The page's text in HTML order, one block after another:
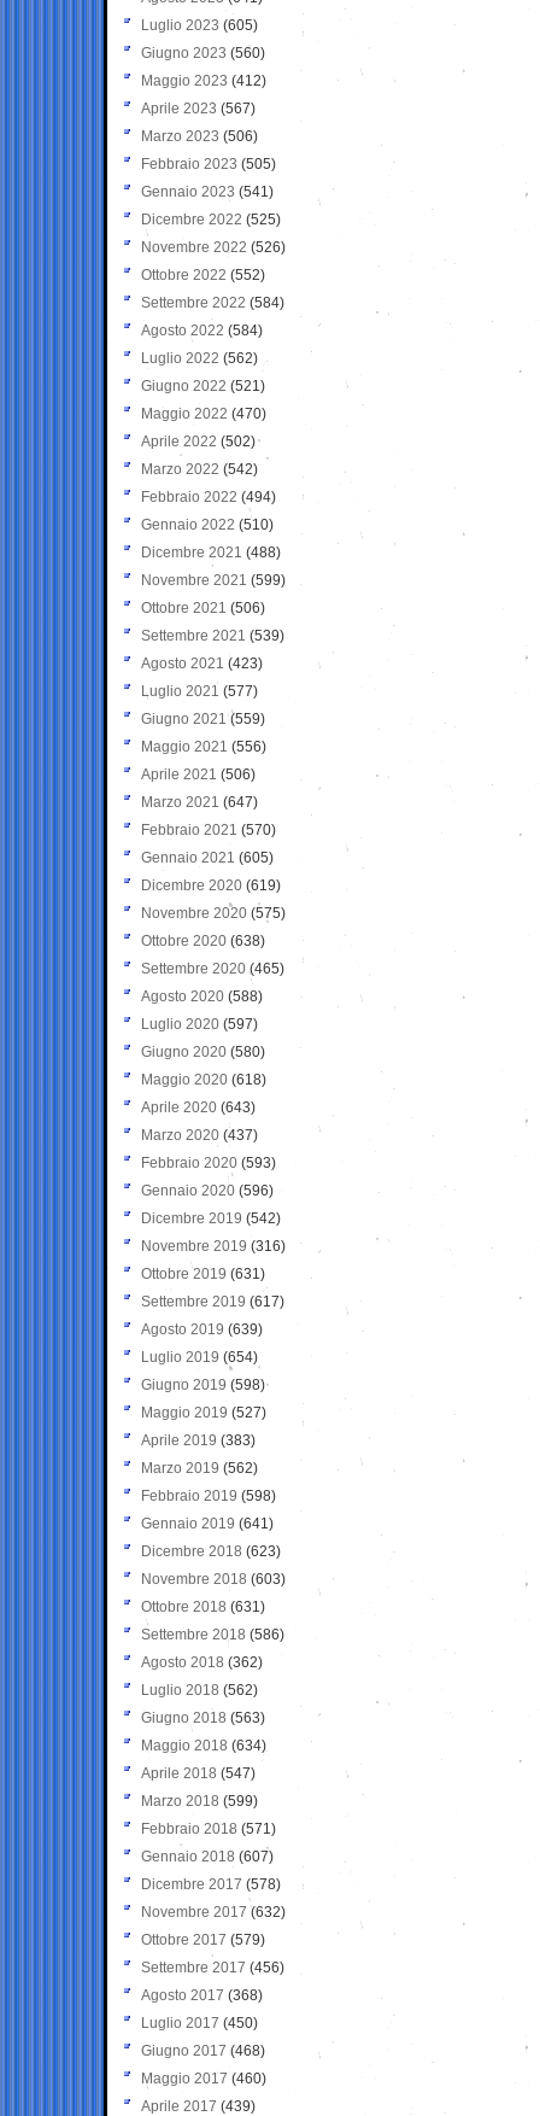
Luglio 2023 (605)
Giugno 2023 (560)
Maggio 2023 (412)
Aprile 2023 (567)
Marzo 2023 (506)
Febbraio 2023 (505)
Gennaio 2023 (541)
Dicembre 2022 (525)
Novembre 2022 (526)
Ottobre 2022 (552)
Settembre 2022 (584)
Agosto 2022 (584)
Luglio 2022 (562)
Giugno 2022 (521)
Maggio 2022 (470)
Aprile 2022 (502)
Marzo 2022 (542)
Febbraio 2022 (494)
Gennaio 2022 (510)
Dicembre 2021 (488)
Novembre 2021 (599)
Ottobre 2021 (506)
Settembre 2021 (539)
Agosto 2021 (423)
Luglio 2021 (577)
Giugno 2021(559)
Maggio 2021 (556)
Aprile 2021 (506)
Marzo 2021 (647)
Febbraio 2021 (570)
Gennaio 2021 (605)
Dicembre 2020 (619)
Novembre 2020 (575)
Ottobre 2020 (638)
Settembre 2020(465)
Agosto 2020 (588)
Luglio 2020 (597)
Giugno 2020 (580)
Maggio 2020 (618)
Aprile 2020 (643)
Marzo 2020 (437)
Febbraio 2020 (593)
Gennaio 2020 (596)
Dicembre 2019 (542)
Novembre 2019 (316)
Ottobre 2019 (631)
Settembre 2019 (617)
Agosto 2019 (639)
Luglio 2019 (654)
Giugno 2019 (598)
Maggio 2019 (527)
Aprile 2019 (383)
Marzo 2019 (562)
Febbraio 2019 (598)
Gennaio 2019 (641)
Dicembre 2018 (623)
Novembre 2018 (603)
Ottobre 2018 (631)
Settembre 2018 (586)
Agosto 2018 (362)
Luglio 2018 (562)
Giugno 2018 (563)
Maggio 2018 (634)
Aprile 2018 (547)
Marzo 2018 (599)
Febbraio 2018 (571)
Gennaio 2018 (607)
Dicembre 2017 (578)
Novembre 2017 (632)
Ottobre 2017 (579)
Settembre 2017 (456)
Agosto 2017 (368)
Luglio 2017 (450)
Giugno 2017 (468)
Maggio 2017 (460)
Aprile 2017 (439)